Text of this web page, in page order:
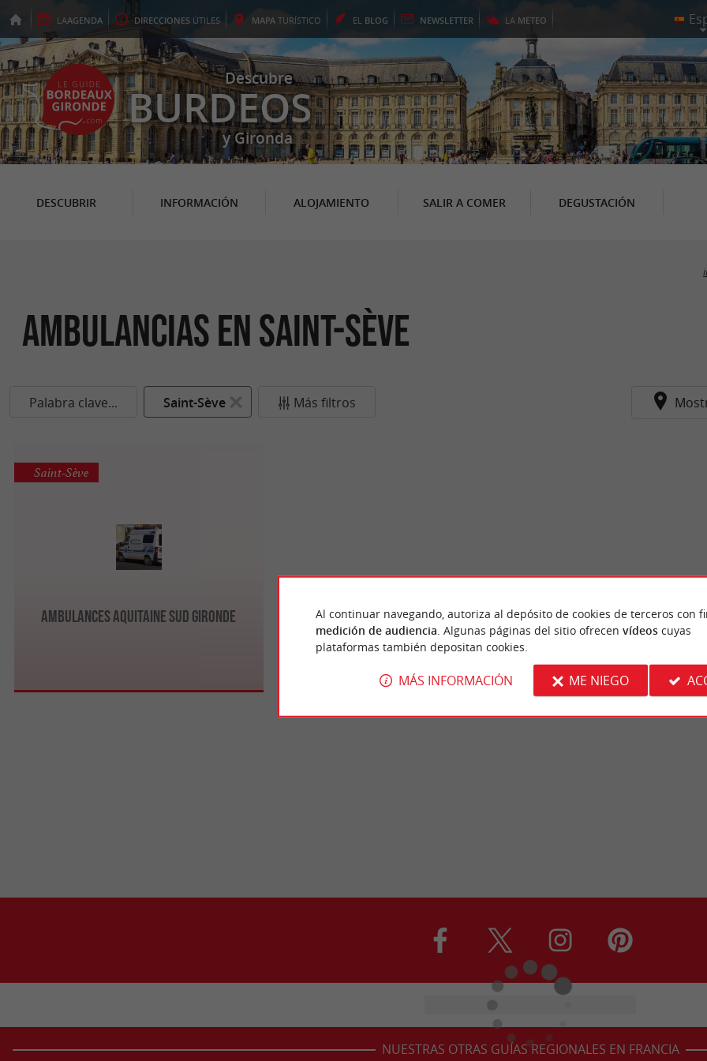
LAAGENDA DIRECCIONES ÚTILES MAPA TURÍSTICO EL BLOG NEWSLETTER LA METEO
Descubre
BURDEOS
y Gironda
DESCUBRIR INFORMACIÓN ALOJAMIENTO SALIR A COMER DEGUSTACIÓN
Ambulancias en Saint-Sève
Palabra clave... Saint-Sève Más filtros
Ambulances Aquitaine Sud Gironde
Saint-Sève
NUESTRAS OTRAS GUÍAS REGIONALES EN FRANCIA
Al continuar navegando, autoriza al depósito de cookies de terceros con
medición de audiencia . Algunas páginas del sitio ofrecen vídeoscuyas
plataformas también depositan cookies.
MÁS INFORMACIÓN ME NIEGO